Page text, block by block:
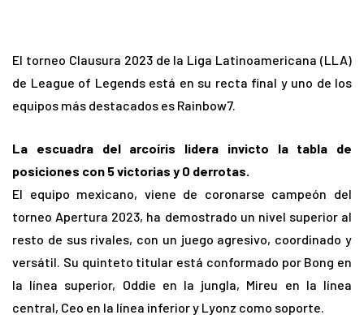
El torneo Clausura 2023 de la Liga Latinoamericana (LLA)
de League of Legends está en su recta final y uno de los
equipos más destacados es Rainbow7.
La escuadra del arcoíris lidera invicto la tabla de
posiciones con 5 victorias y 0 derrotas.
El equipo mexicano, viene de coronarse campeón del
torneo Apertura 2023, ha demostrado un nivel superior al
resto de sus rivales, con un juego agresivo, coordinado y
versátil. Su quinteto titular está conformado por Bong en
la línea superior, Oddie en la jungla, Mireu en la línea
central, Ceo en la línea inferior y Lyonz como soporte.